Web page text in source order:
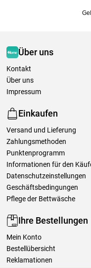
Über uns
Kontakt
Über uns
Impressum
Einkaufen
Versand und Lieferung
Zahlungsmethoden
Punktenprogramm
Informationen für den
Datenschutzeinstellungen
Geschäftsbedingungen
Pflege der Bettwäsche
Ihre Bestellungen
Mein Konto
Bestellübersicht
Reklamationen